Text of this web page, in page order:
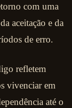
com uma
aceitação e da
de erro.
refletem
vivenciar em
até o